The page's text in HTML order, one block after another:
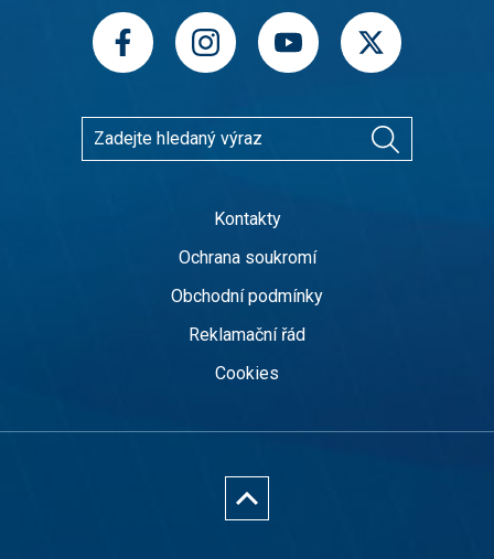
Kontakty
Ochrana soukromí
Obchodní podmínky
Reklamační řád
Cookies